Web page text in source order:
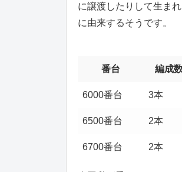
に譲渡したりして生ま
に由来するそうです。
番台 編成
6000番台 3本
6500番台 2本
6700番台 2本